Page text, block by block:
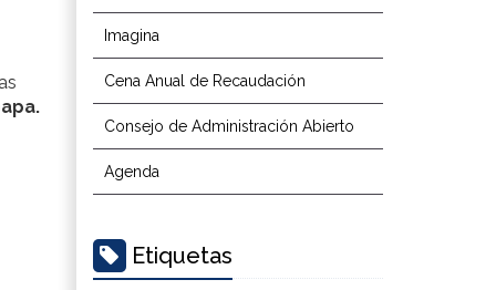
Imagina
Cena Anual de Recaudación
Consejo de Administración Abierto
Agenda
Etiquetas